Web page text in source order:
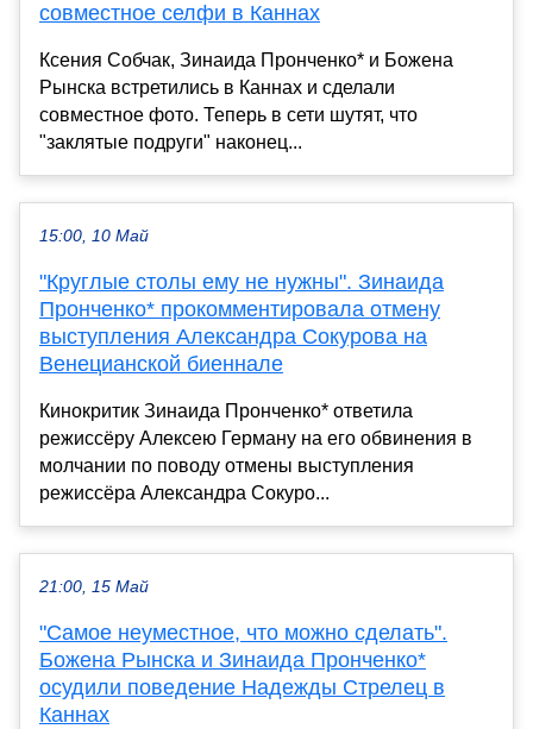
совместное селфи в Каннах
Ксения Собчак, Зинаида Пронченко* и Божена
Рынска встретились в Каннах и сделали
совместное фото. Теперь в сети шутят, что
"заклятые подруги" наконец...
15:00, 10 Май
"Круглые столы ему не нужны". Зинаида
Пронченко* прокомментировала отмену
выступления Александра Сокурова на
Венецианской биеннале
Кинокритик Зинаида Пронченко* ответила
режиссёру Алексею Герману на его обвинения в
молчании по поводу отмены выступления
режиссёра Александра Сокуро...
21:00, 15 Май
"Самое неуместное, что можно сделать".
Божена Рынска и Зинаида Пронченко*
осудили поведение Надежды Стрелец в
Каннах